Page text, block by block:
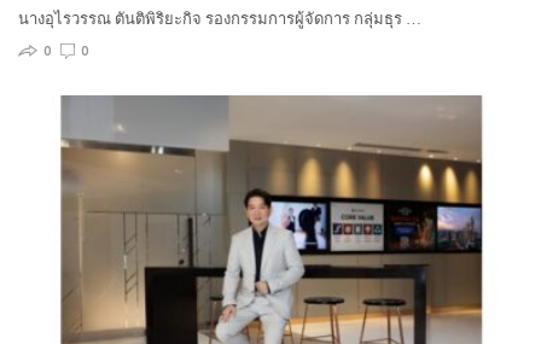
นางอุไรวรรณ ตันติพิริยะกิจ รองกรรมการผู้จัดการ กลุ่มธุร …
0
0